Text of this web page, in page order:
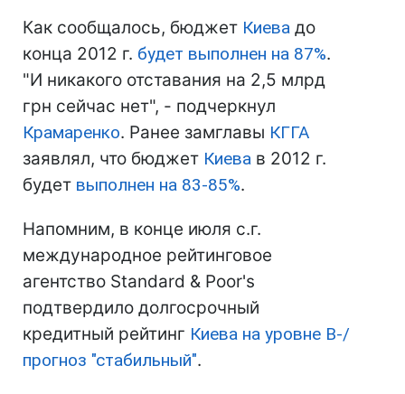
Как сообщалось, бюджет Киева до
конца 2012 г. будет выполнен на 87%.
"И никакого отставания на 2,5 млрд
грн сейчас нет", - подчеркнул
Крамаренко. Ранее замглавы КГГА
заявлял, что бюджет Киева в 2012 г.
будет выполнен на 83-85%.
Напомним, в конце июля с.г.
международное рейтинговое
агентство Standard & Poor's
подтвердило долгосрочный
кредитный рейтинг Киева на уровне B-/
прогноз "стабильный".